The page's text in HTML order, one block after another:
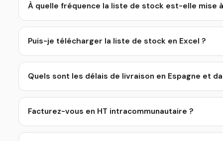
À quelle fréquence la liste de stock est-elle mise
Puis-je télécharger la liste de stock en Excel ?
Quels sont les délais de livraison en Espagne et
Facturez-vous en HT intracommunautaire ?